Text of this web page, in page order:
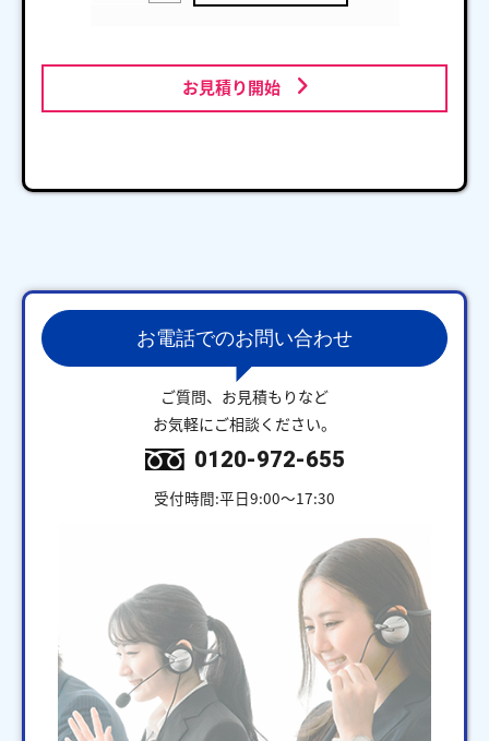
お見積り開始
お電話でのお問い合わせ
ご質問、お見積もりなど
お気軽にご相談ください。
0120-972-655
受付時間:平日9:00～17:30